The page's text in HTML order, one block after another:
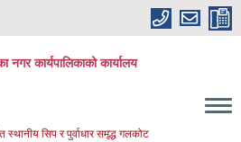
नगर कार्यपालिकाको कार्यालय
सिप र पुर्वाधार समृद्ध गलकोट